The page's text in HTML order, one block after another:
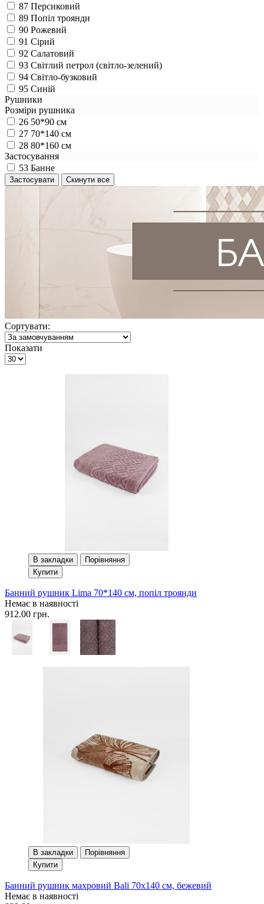
87 Персиковий
89 Попіл троянди
90 Рожевий
91 Сірий
92 Салатовий
93 Світлий петрол (світло-зелений)
94 Світло-бузковий
95 Синій
Рушники
Розміри рушника
26 50*90 см
27 70*140 см
28 80*160 см
Застосування
53 Банне
Сортувати:
Показати
В закладки
Порівняння
Купити
Банний рушник Lima 70*140 см, попіл троянди
Немає в наявності
912.00 грн.
В закладки
Порівняння
Купити
Банний рушник махровий Bali 70x140 см, бежевий
Немає в наявності